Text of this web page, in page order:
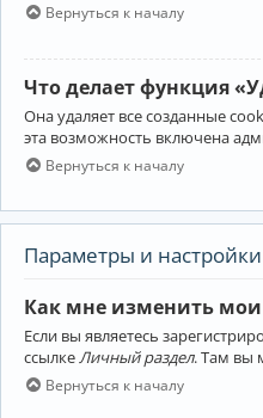
Вернуться к началу
Что делает функция
Она удаляет все созданные
эта возможность включена
Вернуться к началу
Параметры и
Как мне изменить мои
Если вы являетесь
ссылкеЛичный раздел. Там вы
Вернуться к началу